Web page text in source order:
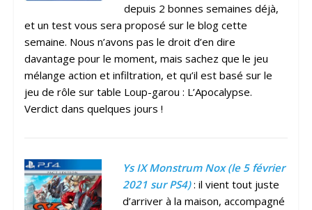
depuis 2 bonnes semaines déjà,
et un test vous sera proposé sur le blog cette
semaine. Nous n’avons pas le droit d’en dire
davantage pour le moment, mais sachez que le jeu
mélange action et infiltration, et qu’il est basé sur le
jeu de rôle sur table Loup-garou : L’Apocalypse.
Verdict dans quelques jours !
Ys IX Monstrum Nox (le 5 février
2021 sur PS4): il vient tout juste
d’arriver à la maison, accompagné